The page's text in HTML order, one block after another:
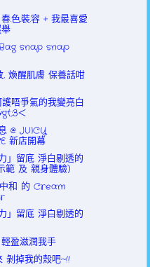
.色.裝.容 + 我最喜愛
snap snap
, 煥醒肌膚 保養話咁
唔爭氣的我變亮白
＜
@ JUICY
新店開幕
」留底 淨白剔透的
範 及 親身體驗)
中和 的 Cream
」留底 淨白剔透的
盈滋潤我手
剝掉我的殼吧~!!